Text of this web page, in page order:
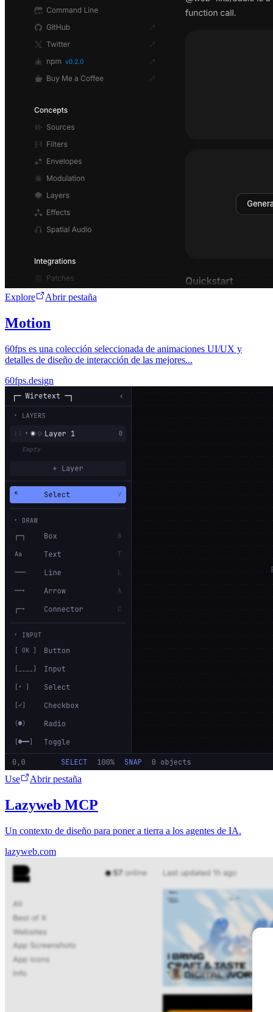
Explore Abrir pestaña
Motion
60fps es una colección seleccionada de animaciones UI/UX y
detalles de diseño de interacción de las mejores...
60fps.design
Use Abrir pestaña
Lazyweb MCP
Un contexto de diseño para poner a tierra a los agentes de IA.
lazyweb.com